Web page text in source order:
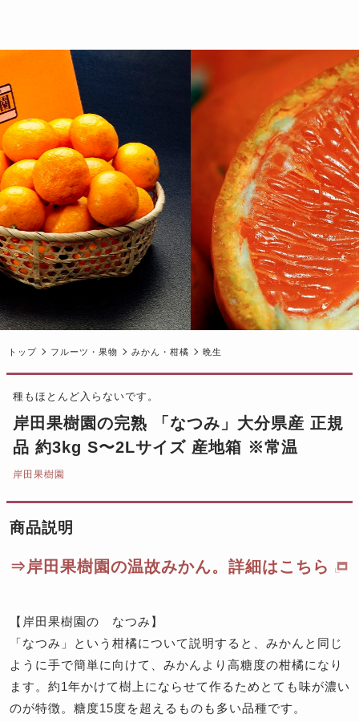
トップ フルーツ・果物 みかん・柑橘 晩生
種もほとんど入らないです。
岸田果樹園の完熟 「なつみ」大分県産 正規
品 約3kg S〜2Lサイズ 産地箱 ※常温
岸田果樹園
商品説明
⇒岸田果樹園の温故みかん。詳細はこちら
【岸田果樹園の なつみ】
「なつみ」という柑橘について説明すると、みかんと同じ
ように手で簡単に向けて、みかんより高糖度の柑橘になり
ます。約1年かけて樹上にならせて作るためとても味が濃い
のが特徴。糖度15度を超えるものも多い品種です。